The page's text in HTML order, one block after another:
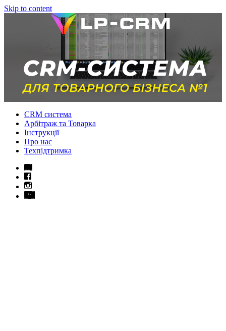
Skip to content
CRM система
Арбітраж та Товарка
Інструкції
Про нас
Техпідтримка